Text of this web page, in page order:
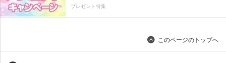
プレゼント特集
このページのトップへ